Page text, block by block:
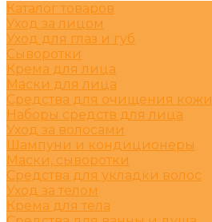
Каталог товаров
Уход за лицом
Уход для глаз и губ
Сыворотки
Крема для лица
Маски для лица
Средства для очищения кожи
Наборы средств для лица
Уход за волосами
Шампуни и кондиционеры
Маски, сыворотки
Средства для укладки волос
Уход за телом
Крема для тела